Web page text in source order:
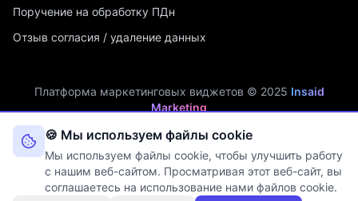
Поручение на обработку ПДн
Отзыв согласия / удаление данных
Платформа маркетинговых виджетов © 2025 Insaid
Marketing
ИП Мухамадеев Р.А. | ИНН: 740704342750 | ОГРНИП:
321745600019048
Оператор персональных данных. Рег. № 74-25-030077 в реестре
Роскомнадзора (Приказ № 108 от 03.06.2025)
🍪 Мы используем файлы cookie
Мы используем файлы cookie, чтобы улучшить работу
с нашим веб-сайтом. Просматривая этот веб-сайт, вы
соглашаетесь на использование нами файлов cookie.